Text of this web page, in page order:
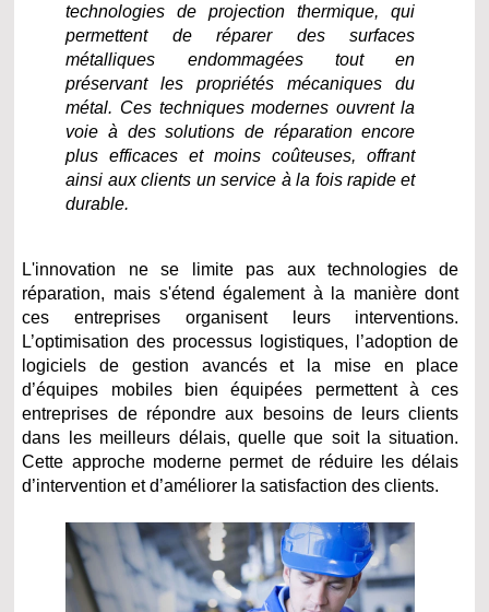
technologies de projection thermique, qui
permettent de réparer des surfaces
métalliques endommagées tout en
préservant les propriétés mécaniques du
métal. Ces techniques modernes ouvrent la
voie à des solutions de réparation encore
plus efficaces et moins coûteuses, offrant
ainsi aux clients un service à la fois rapide et
durable.
L'innovation ne se limite pas aux technologies de
réparation, mais s'étend également à la manière dont
ces entreprises organisent leurs interventions.
L’optimisation des processus logistiques, l’adoption de
logiciels de gestion avancés et la mise en place
d’équipes mobiles bien équipées permettent à ces
entreprises de répondre aux besoins de leurs clients
dans les meilleurs délais, quelle que soit la situation.
Cette approche moderne permet de réduire les délais
d’intervention et d’améliorer la satisfaction des clients.